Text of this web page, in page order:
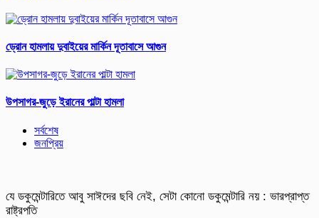
ড্রোন হামলায় দুবাইয়ের মার্কিন দূতাবাসে আগুন
উপসাগর-জুড়ে ইরানের পাল্টা হামলা
সর্বশেষ
জনপ্রিয়
যে ডকুমেন্টারিতে আবু সাঈদের ছবি নেই, সেটা কোনো ডকুমেন্টারি নয় : ভারপ্রাপ্ত
রাষ্ট্রপতি